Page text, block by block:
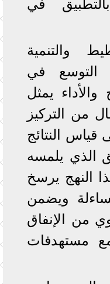
في
والتنمية
التوسع في
والأداء يمثل
من التركيز
قياس النتائج
الذي يلمسه
النهج يرسخ
ويضمن
من الإنفاق
مستهدفات